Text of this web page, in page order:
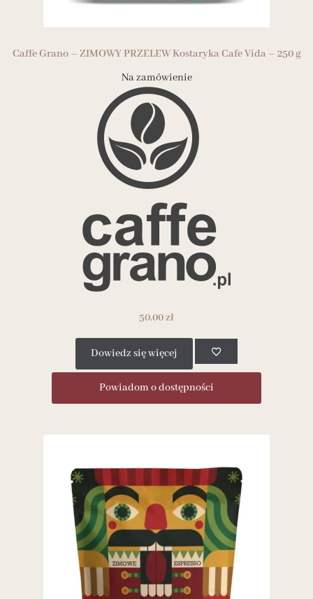
Caffe Grano – ZIMOWY PRZELEW Kostaryka Cafe Vida – 250 g
Na zamówienie
50.00zł
Dowiedz się więcej
Powiadom o dostępności